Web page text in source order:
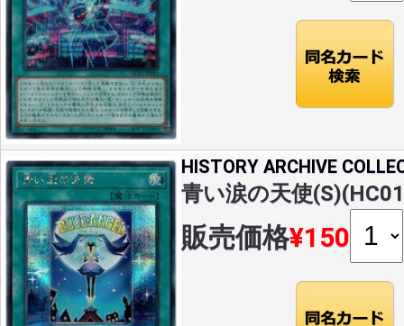
HISTORY ARCHIVE
青い涙の天使
販売価格¥150